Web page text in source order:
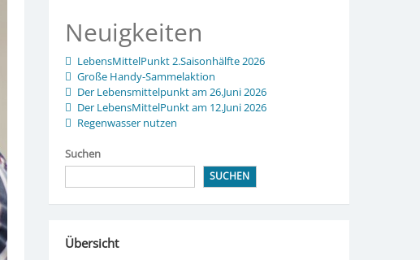
Neuigkeiten
LebensMittelPunkt 2.Saisonhälfte 2026
Große Handy-Sammelaktion
Der Lebensmittelpunkt am 26.Juni 2026
Der LebensMittelPunkt am 12.Juni 2026
Regenwasser nutzen
Suchen
SUCHEN
Übersicht